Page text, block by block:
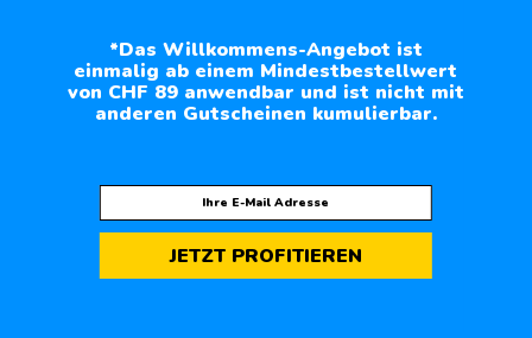
*Das Willkommens-Angebot ist
einmalig ab einem Mindestbestellwert
von CHF 89 anwendbar und ist nicht mit
anderen Gutscheinen kumulierbar.
JETZT PROFITIEREN